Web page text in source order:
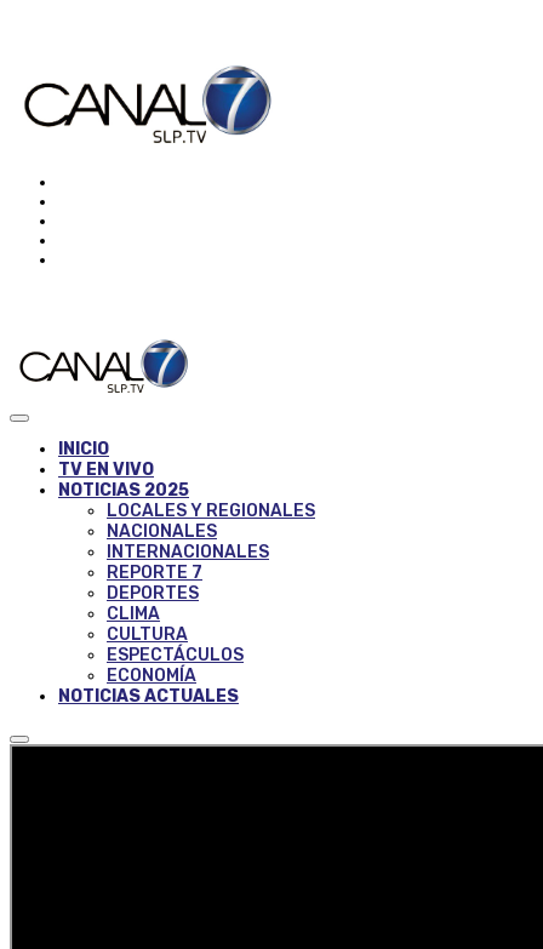
INICIO
TV EN VIVO
NOTICIAS 2025
LOCALES Y REGIONALES
NACIONALES
INTERNACIONALES
REPORTE 7
DEPORTES
CLIMA
CULTURA
ESPECTÁCULOS
ECONOMÍA
NOTICIAS ACTUALES